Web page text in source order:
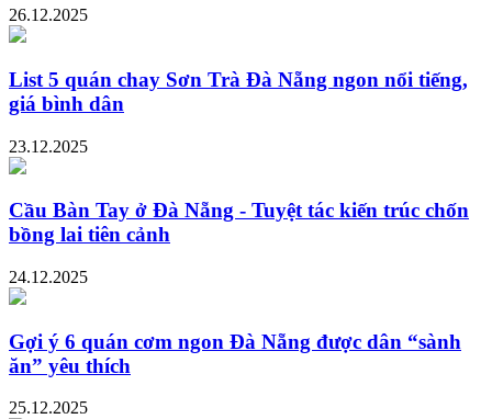
26.12.2025
List 5 quán chay Sơn Trà Đà Nẵng ngon nổi tiếng,
giá bình dân
23.12.2025
Cầu Bàn Tay ở Đà Nẵng - Tuyệt tác kiến trúc chốn
bồng lai tiên cảnh
24.12.2025
Gợi ý 6 quán cơm ngon Đà Nẵng được dân “sành
ăn” yêu thích
25.12.2025